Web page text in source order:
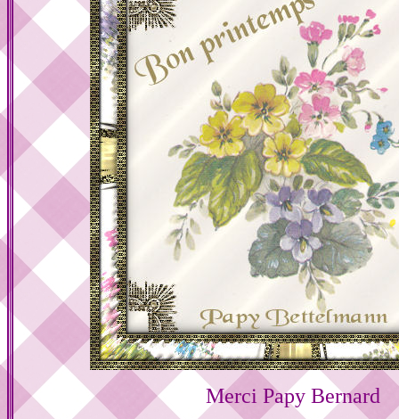
Merci Papy Bernard